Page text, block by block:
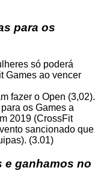
para os
só poderá
Games ao vencer
fazer o Open (3,02).
os Games a
2019 (CrossFit
sancionado que
(3.01)
e ganhamos no